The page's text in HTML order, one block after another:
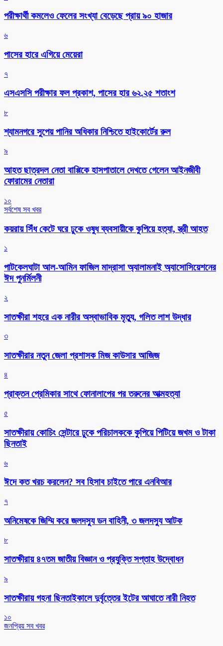
পরীক্ষার্থী কমলেও ফেলের সংখ্যা বেড়েছে প্রায় ৯০ হাজার
৬
পাসের হারে এগিয়ে মেয়েরা
৭
এসএসসি পরীক্ষার ফল প্রকাশ, পাসের হার ৬২.২৫ শতাংশ
৮
শ্যামনগরে সুপেয় পানির অধিকার নিশ্চিতে হাইকোর্টের রুল
৯
আহত ছাত্রদল নেতা বাপ্পিকে হাসপাতালে দেখতে গেলেন আইনজীবী
ফোরামের নেতারা
১০
সর্বশেষ সব খবর
কয়রায় সিঁধ কেটে ঘরে ঢুকে ওষুধ ব্যবসায়ীকে কুপিয়ে হত্যা, স্ত্রী আহত
১
পাটকেলঘাটা আল-আমিন ফাজিল মাদ্রাসা অ্যালামনাই অ্যাসোসিয়েশনের
ঈদ পুনর্মিলনী
২
সাতক্ষীরা শহরে এক নারীর অস্বাভাবিক মৃত্যু, গলিত লাশ উদ্ধার
৩
সাতক্ষীরার নতুন জেলা প্রশাসক মিজ কাউসার আজিজ
৪
প্রাক্তন প্রেমিকার সাথে ফোনালাপের পর তরুনের আত্মহত্যা
৫
সাতক্ষীরায় কোচিং সেন্টারে ঢুকে পরিচালককে কুপিয়ে পিটিয়ে জখম ও টাকা
ছিনতাই
৬
ঈদে কত খরচ করলেন? সব হিসাব চাইতে পারে এনবিআর
৭
অনিমেষকে জিম্মি করে জলদস্যু ডন বাহিনী, ৩ জলদস্যু আটক
৮
সাতক্ষীরায় ৪৭তম জাতীয় বিজ্ঞান ও প্রযুক্তি সপ্তাহ উদ্বোধন
৯
সাতক্ষীরায় গহনা ছিনতাইকালে দুর্বৃত্তের ইটের আঘাতে নারী নিহত
১০
জনপ্রিয় সব খবর